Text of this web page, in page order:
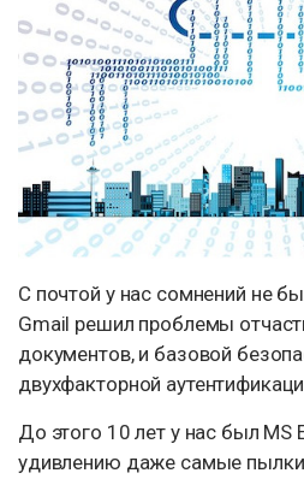
С почтой у нас сомнений не
Gmail решил проблемы
документов, и базовой
двухфакторной
До этого 10 лет у нас был MS
удивлению даже самые